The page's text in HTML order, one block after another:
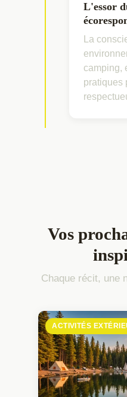
L'essor
La
camping,
pratiques
Vos
Chaque récit, une
ACTIVITÉS